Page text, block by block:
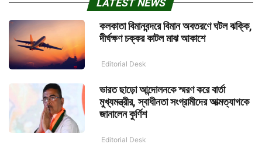
LATEST NEWS
কলকাতা বিমানবন্দরে বিমান অবতরণে ঘটল ঝক্কি,
দীর্ঘক্ষণ চক্কর কাটল মাঝ আকাশে
Editorial Desk
ভারত ছাড়ো আন্দোলনকে স্মরণ করে বার্তা
মুখ্যমন্ত্রীর, স্বাধীনতা সংগ্রামীদের আত্মত্যাগকে
জানালেন কুর্ণিশ
Editorial Desk